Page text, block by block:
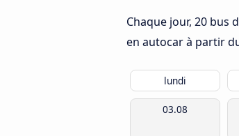
Chaque jour, 20 bus
en autocar à partir
lundi
03.08